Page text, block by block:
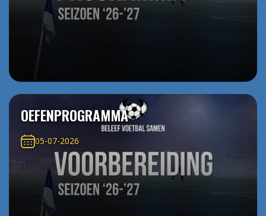
OEFENPROGRAMMA
05-07-2026